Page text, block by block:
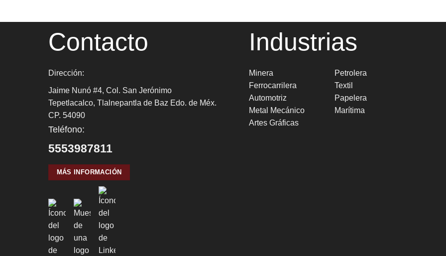
Contacto
Dirección:
Jaime Nunó #4, Col. San Jerónimo
Tepetlacalco, Tlalnepantla de Baz Edo. de Méx.
CP. 54090
Teléfono:
5553987811
MÁS INFORMACIÓN
Industrias
Minera
Ferrocarrilera
Automotriz
Metal Mecánico
Artes Gráficas
Petrolera
Textil
Papelera
Marítima